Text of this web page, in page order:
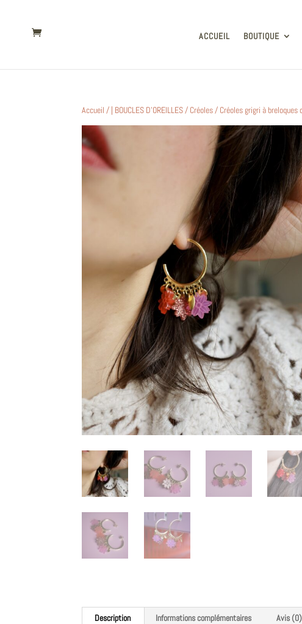
ACCUEIL BOUTIQUE
Accueil / | BOUCLES D'OREILLES/ Créoles/ Créoles grigri à
Description Informations complémentaires Avis (0)